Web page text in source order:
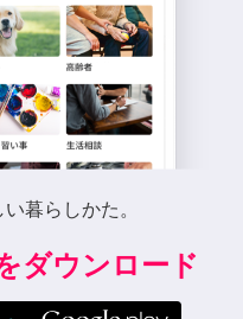
暮らしかた。
ダウンロード